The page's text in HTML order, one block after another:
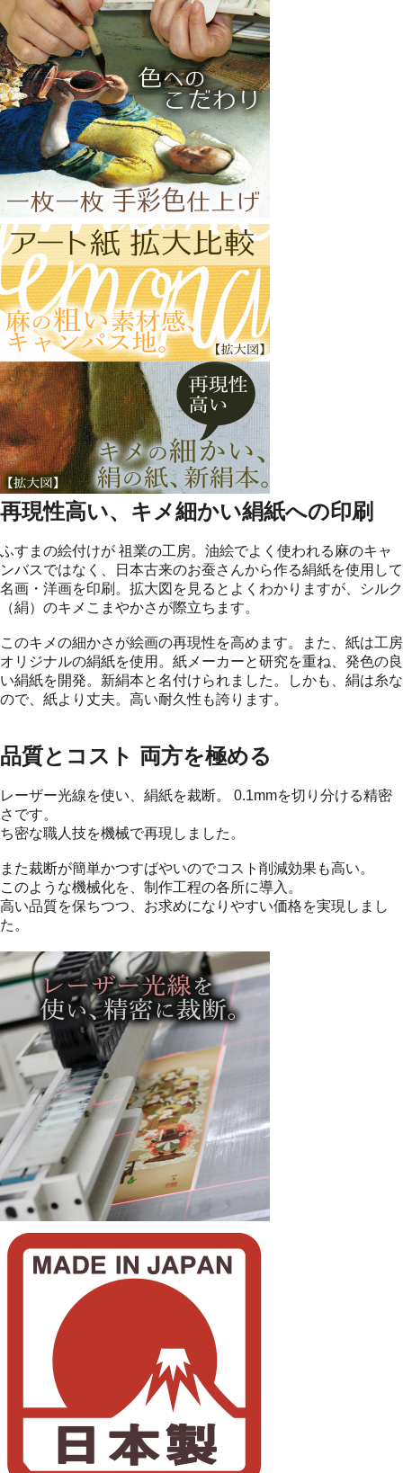
再現性高い、キメ細かい絹紙への印刷
ふすまの絵付けが 祖業の工房。油絵でよく使われる麻のキャ
ンバスではなく、日本古来のお蚕さんから作る絹紙を使用して
名画・洋画を印刷。拡大図を見るとよくわかりますが、シルク
（絹）のキメこまやかさが際立ちます。
このキメの細かさが絵画の再現性を高めます。また、紙は工房
オリジナルの絹紙を使用。紙メーカーと研究を重ね、発色の良
い絹紙を開発。新絹本と名付けられました。しかも、絹は糸な
ので、紙より丈夫。高い耐久性も誇ります。
品質とコスト 両方を極める
レーザー光線を使い、絹紙を裁断。 0.1mmを切り分ける精密
さです。
ち密な職人技を機械で再現しました。
また裁断が簡単かつすばやいのでコスト削減効果も高い。
このような機械化を、制作工程の各所に導入。
高い品質を保ちつつ、お求めになりやすい価格を実現しまし
た。